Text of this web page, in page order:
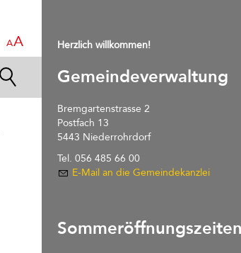
AA Herzlich willkommen!
Gemeindeverwaltung
Bremgartenstrasse 2
Postfach 13
5443 Niederrohrdorf
Tel. 056 485 66 00
E-Mail an die Gemeindekanzlei